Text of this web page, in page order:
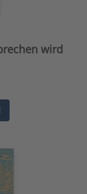
wird